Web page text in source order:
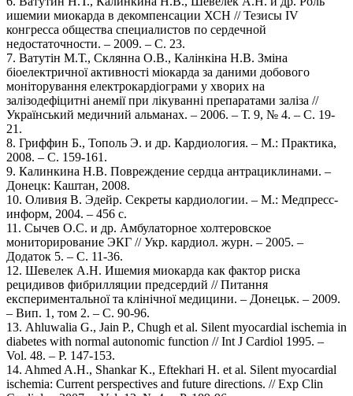
ишемии миокарда в декомпенсации ХСН // Тезисы IV
конгресса общества специалистов по сердечной
недостаточности. – 2009. – С. 23.
7. Ватутін М.Т., Склянна О.В., Калінкіна Н.В. Зміна
біоелектричної активності міокарда за даними добового
моніторування електрокардіограми у хворих на
залізодефіцитні анемії при лікуванні препаратами заліза //
Український медичний альманах. – 2006. – Т. 9, № 4. – С. 19-
21.
8. Гриффин Б., Тополь Э. и др. Кардиология. – М.: Практика,
2008. – С. 159-161.
9. Калинкина Н.В. Повреждение сердца антрациклинами. –
Донецк: Каштан, 2008.
10. Оливия В. Эдейр. Секреты кардиологии. – М.: Медпресс-
информ, 2004. – 456 с.
11. Сычев О.С. и др. Амбулаторное холтеровское
мониторирование ЭКГ // Укр. кардиол. журн. – 2005. –
Додаток 5. – С. 11-36.
12. Шевелек А.Н. Ишемия миокарда как фактор риска
рецидивов фибрилляции предсердий // Питання
експериментальної та клінічної медицини. – Донецьк. – 2009.
– Вип. 1, том 2. – С. 90-96.
13. Ahluwalia G., Jain P., Chugh et al. Silent myocardial ischemia in
diabetes with normal autonomic function // Int J Cardiol 1995. –
Vol. 48. – P. 147-153.
14. Ahmed A.H., Shankar K., Eftekhari H. et al. Silent myocardial
ischemia: Current perspectives and future directions. // Exp Clin